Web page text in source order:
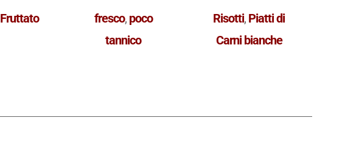
Fruttato
fresco, poco
tannico
Risotti, Piatti di
Carni bianche